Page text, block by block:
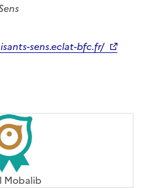
sens.eclat-bfc.fr/
Mobalib